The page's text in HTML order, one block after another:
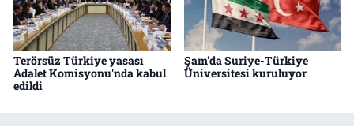
Terörsüz Türkiye yasası
Adalet Komisyonu'nda kabul
edildi
Şam'da Suriye-Türkiye
Üniversitesi kuruluyor